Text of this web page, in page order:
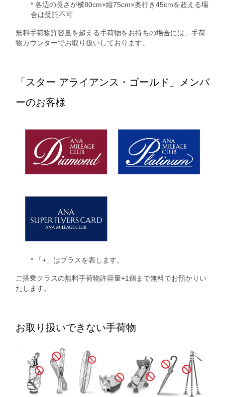
* 各辺の長さが横80cm×縦75cm×奥行き45cmを超える場
合は受託不可
無料手荷物許容量を超える手荷物をお持ちの場合には、手荷
物カウンターでお取り扱いしております。
「スター アライアンス・ゴールド」メンバ
ーのお客様
* 「+」はプラスを表します。
ご搭乗クラスの無料手荷物許容量+1個まで無料でお預かりい
たします。
お取り扱いできない手荷物